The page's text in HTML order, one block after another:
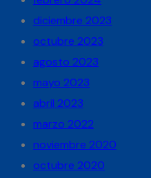
diciembre 2023
octubre 2023
agosto 2023
mayo 2023
abril 2023
marzo 2022
noviembre 2020
octubre 2020